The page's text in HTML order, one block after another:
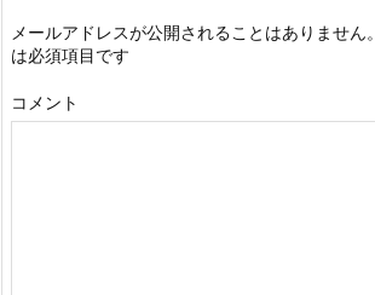
メールアドレスが公開されることはありません。
は必須項目です
コメント